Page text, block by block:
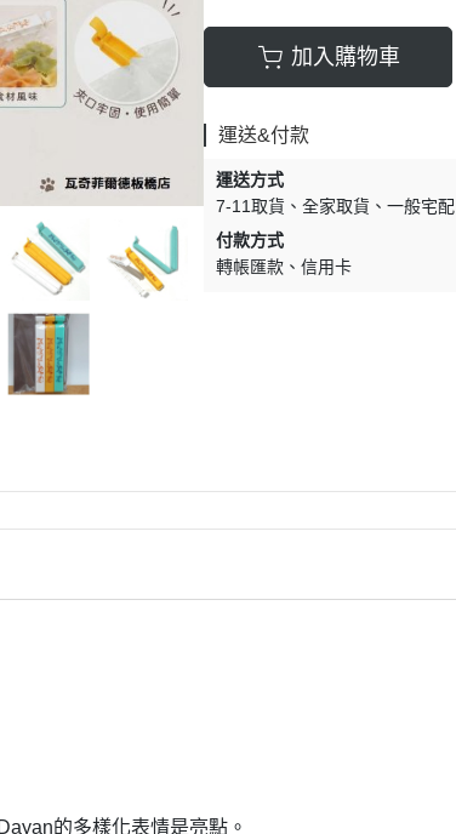
加入購物車
運送&付款
運送方式
7-11取貨
全家取貨 一般宅配
付款方式
轉帳匯款
信用卡
的多樣化表情是亮點。